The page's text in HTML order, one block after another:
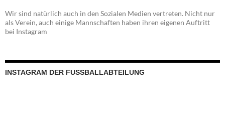
Wir sind natürlich auch in den Sozialen Medien vertreten. Nicht nur
als Verein, auch einige Mannschaften haben ihren eigenen Auftritt
bei Instagram
INSTAGRAM DER FUSSBALLABTEILUNG